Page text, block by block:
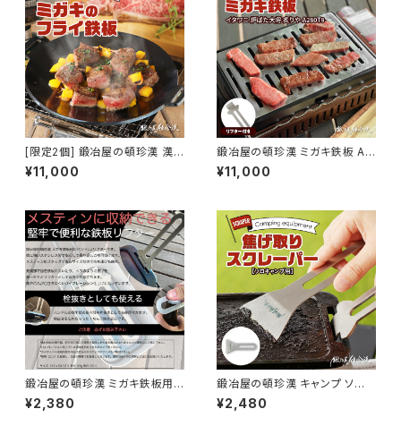
[限定2個] 鍛冶屋の頓珍漢 漢
のフライ鉄板 F220S 6mm厚
直径22cm 焼き面19cm 焼き入
¥11,000
鍛冶屋の頓珍漢 ミガキ鉄板 A2
80T9 イワタニ 炉ばた大将 炙
りや サイズ 9ｍｍ厚 キャンプ
¥11,000
鍛冶屋の頓珍漢 ミガキ鉄板用
ハンドル リフター ステンレス製
¥2,380
鍛冶屋の頓珍漢 キャンプ ソロ
キャンプ メスティン サイズ 鉄板
スクレーパー ヘラ 焦げ取りヘラ
¥2,480